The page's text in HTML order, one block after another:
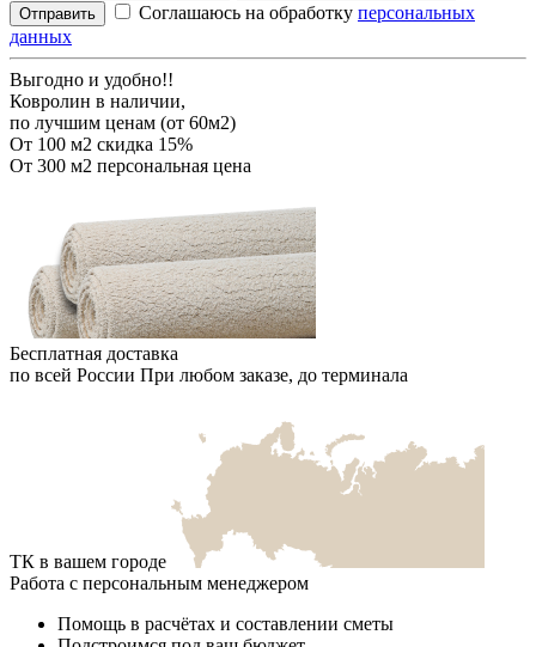
Отправить Соглашаюсь на обработку персональных
данных
Выгодно и удобно!!
Ковролин в наличии,
по лучшим ценам (от 60м2)
От 100 м2 скидка 15%
От 300 м2 персональная цена
Бесплатная доставка
по всей России При любом заказе, до терминала
ТК в вашем городе
Работа с персональным менеджером
Помощь в расчётах и составлении сметы